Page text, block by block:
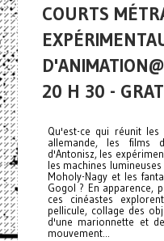
COURTS
20 H 30 -
Qu'est-ce qui réunit
allemande, les films
d'Antonisz, les
les machines
Moholy-Nagy et les
Gogol ? En apparence,
ces cinéastes
pellicule, collage des
d'une marionnette et
mouvement...